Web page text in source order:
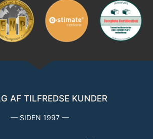
AF TILFREDSE KUNDER
— SIDEN 1997 —